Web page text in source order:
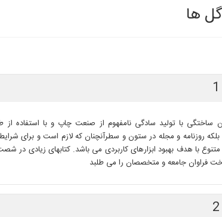
ها
ساختگی با تولید سادگی نامفهوم از صنعت چاپ و با استفاده
روزنامه و مجله در ستون و سطرآنچنان که لازم است و برای
متنوع با هدف بهبود ابزارهای کاربردی می باشد. کتابهای زیادی
فراوان جامعه و متخصصان را می طلبد